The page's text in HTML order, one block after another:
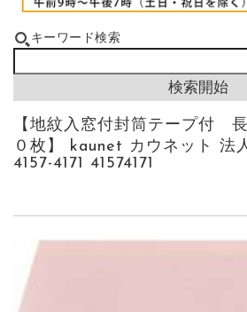
キーワード検索
【地紋入窓付封筒テープ付
０枚】 kaunet カウネット 法
4157-4171 41574171